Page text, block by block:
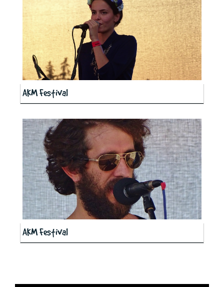
AKM Festival
AKM Festival